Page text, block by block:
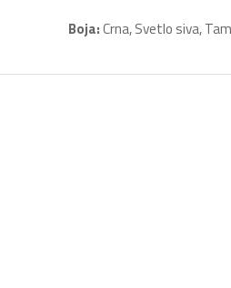
Boja:Crna, Svetlo siva,